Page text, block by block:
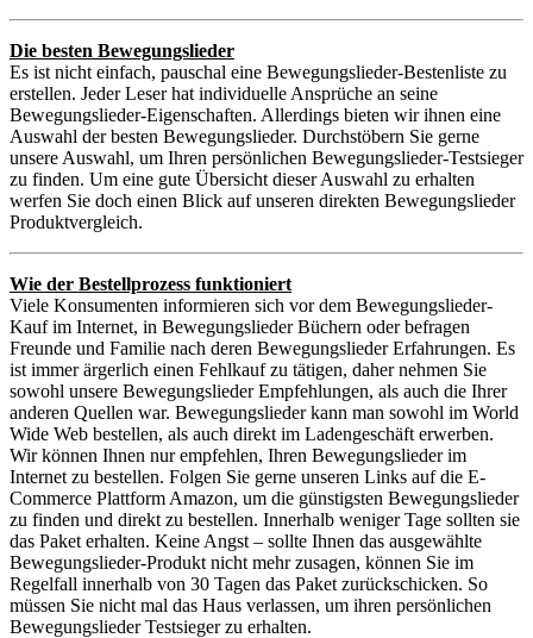
Die besten Bewegungslieder
Es ist nicht einfach, pauschal eine Bewegungslieder-Bestenliste zu
erstellen. Jeder Leser hat individuelle Ansprüche an seine
Bewegungslieder-Eigenschaften. Allerdings bieten wir ihnen eine
Auswahl der besten Bewegungslieder. Durchstöbern Sie gerne
unsere Auswahl, um Ihren persönlichen Bewegungslieder-Testsieger
zu finden. Um eine gute Übersicht dieser Auswahl zu erhalten
werfen Sie doch einen Blick auf unseren direkten Bewegungslieder
Produktvergleich.
Wie der Bestellprozess funktioniert
Viele Konsumenten informieren sich vor dem Bewegungslieder-
Kauf im Internet, in Bewegungslieder Büchern oder befragen
Freunde und Familie nach deren Bewegungslieder Erfahrungen. Es
ist immer ärgerlich einen Fehlkauf zu tätigen, daher nehmen Sie
sowohl unsere Bewegungslieder Empfehlungen, als auch die Ihrer
anderen Quellen war. Bewegungslieder kann man sowohl im World
Wide Web bestellen, als auch direkt im Ladengeschäft erwerben.
Wir können Ihnen nur empfehlen, Ihren Bewegungslieder im
Internet zu bestellen. Folgen Sie gerne unseren Links auf die E-
Commerce Plattform Amazon, um die günstigsten Bewegungslieder
zu finden und direkt zu bestellen. Innerhalb weniger Tage sollten sie
das Paket erhalten. Keine Angst – sollte Ihnen das ausgewählte
Bewegungslieder-Produkt nicht mehr zusagen, können Sie im
Regelfall innerhalb von 30 Tagen das Paket zurückschicken. So
müssen Sie nicht mal das Haus verlassen, um ihren persönlichen
Bewegungslieder Testsieger zu erhalten.